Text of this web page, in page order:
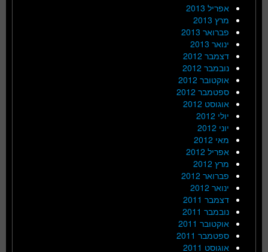
אפריל 2013
מרץ 2013
פברואר 2013
ינואר 2013
דצמבר 2012
נובמבר 2012
אוקטובר 2012
ספטמבר 2012
אוגוסט 2012
יולי 2012
יוני 2012
מאי 2012
אפריל 2012
מרץ 2012
פברואר 2012
ינואר 2012
דצמבר 2011
נובמבר 2011
אוקטובר 2011
ספטמבר 2011
אוגוסט 2011